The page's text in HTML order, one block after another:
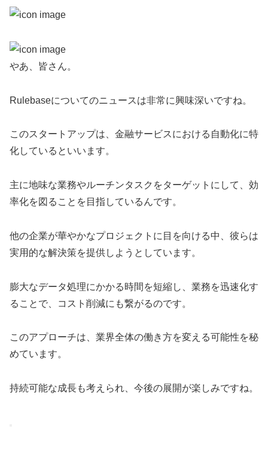
やあ、皆さん。
Rulebaseについてのニュースは非常に興味深いですね。
このスタートアップは、金融サービスにおける自動化に特
化しているといいます。
主に地味な業務やルーチンタスクをターゲットにして、効
率化を図ることを目指しているんです。
他の企業が華やかなプロジェクトに目を向ける中、彼らは
実用的な解決策を提供しようとしています。
膨大なデータ処理にかかる時間を短縮し、業務を迅速化す
ることで、コスト削減にも繋がるのです。
このアプローチは、業界全体の働き方を変える可能性を秘
めています。
持続可能な成長も考えられ、今後の展開が楽しみですね。